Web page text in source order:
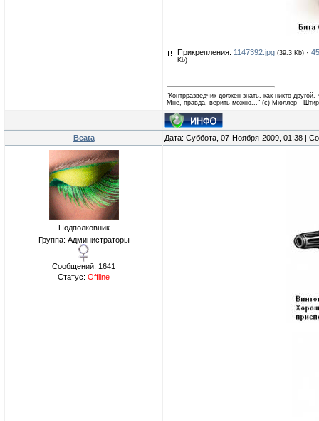
Прикрепления: 1147392.jpg (39.3 Kb) ·
Kb)
"Контрразведчик должен знать, как никто
Мне, правда, верить можно..." (с) Мюллер -
Beata Дата: Суббота, 07-Ноября-2009, 01:38 |
Подполковник
Группа: Администраторы
Сообщений: 1641
Статус: Offline